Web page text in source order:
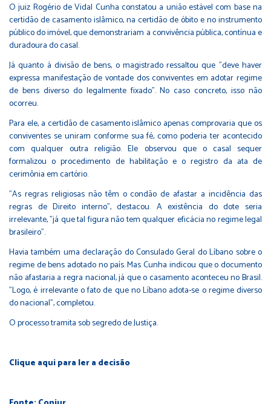
O juiz Rogério de Vidal Cunha constatou a união estável com base na
certidão de casamento islâmico, na certidão de óbito e no instrumento
público do imóvel, que demonstrariam a convivência pública, contínua e
duradoura do casal.
Já quanto à divisão de bens, o magistrado ressaltou que "deve haver
expressa manifestação de vontade dos conviventes em adotar regime
de bens diverso do legalmente fixado". No caso concreto, isso não
ocorreu.
Para ele, a certidão de casamento islâmico apenas comprovaria que os
conviventes se uniram conforme sua fé, como poderia ter acontecido
com qualquer outra religião. Ele observou que o casal sequer
formalizou o procedimento de habilitação e o registro da ata de
cerimônia em cartório.
"As regras religiosas não têm o condão de afastar a incidência das
regras de Direito interno", destacou. A existência do dote seria
irrelevante, "já que tal figura não tem qualquer eficácia no regime legal
brasileiro".
Havia também uma declaração do Consulado Geral do Líbano sobre o
regime de bens adotado no país. Mas Cunha indicou que o documento
não afastaria a regra nacional, já que o casamento aconteceu no Brasil.
"Logo, é irrelevante o fato de que no Líbano adota-se o regime diverso
do nacional", completou.
O processo tramita sob segredo de Justiça.
Clique aquipara ler a decisão